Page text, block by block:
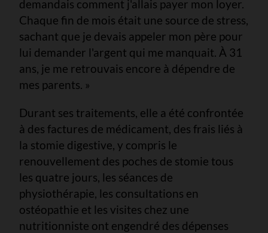
demandais comment j'allais payer mon loyer.
Chaque fin de mois était une source de stress,
sachant que je devais appeler mon père pour
lui demander l'argent qui me manquait. À 31
ans, je me retrouvais encore à dépendre de
mes parents. »
Durant ses traitements, elle a été confrontée
à des factures de médicament, des frais liés à
la stomie digestive, y compris le
renouvellement des poches de stomie tous
les quatre jours, les séances de
physiothérapie, les consultations en
ostéopathie et les visites chez une
nutritionniste ont engendré des dépenses